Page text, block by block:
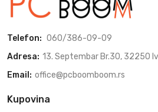
Telefon: 060/386-09-09
Adresa: 13. Septembar Br.30, 32250
Email: office@pcboomboom.rs
Kupovina